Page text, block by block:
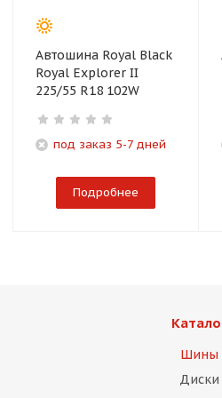
Автошина Royal Black
Royal Explorer II
225/55 R18 102W
под заказ 5-7 дней
Подробнее
Шины
Диски